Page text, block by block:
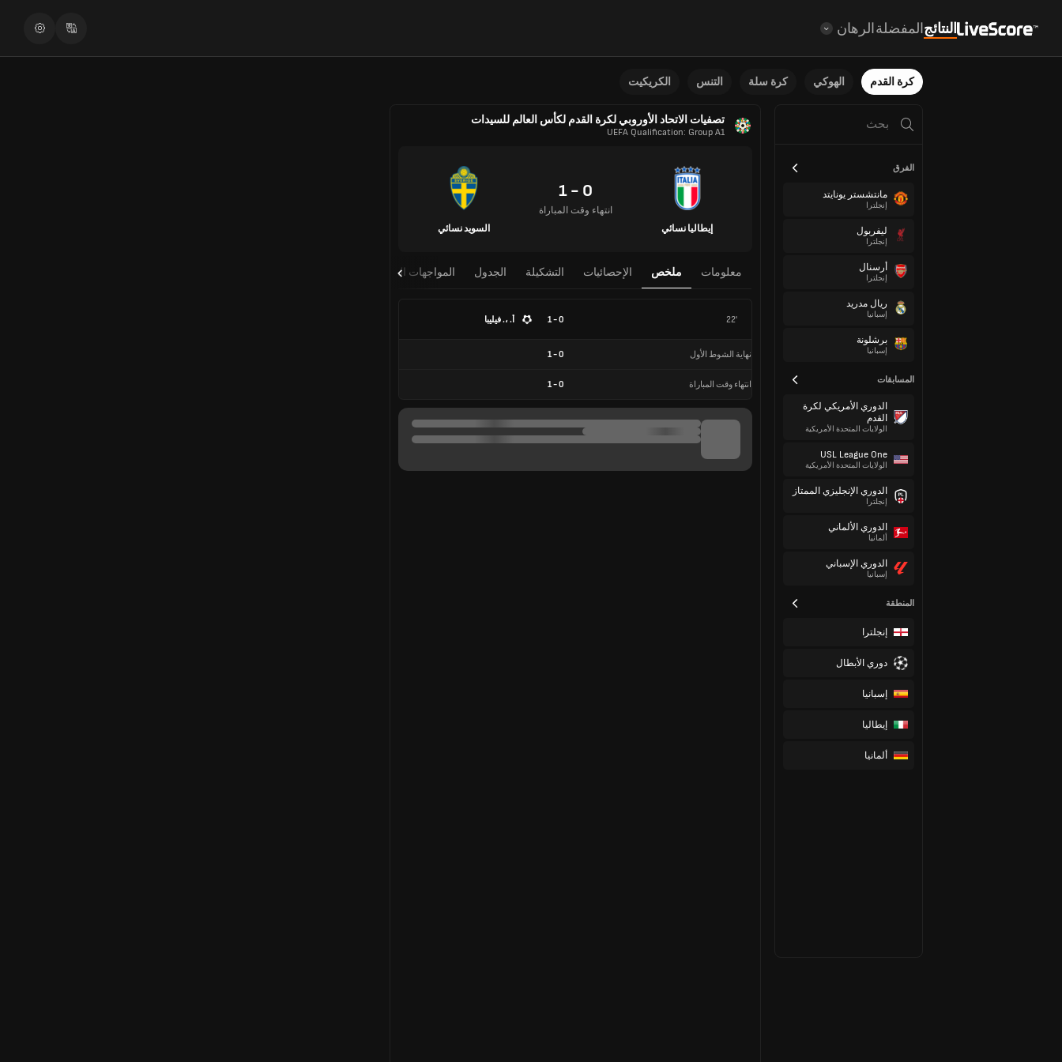
النتائجالمفضلةالرهان
كرة القدم الهوكي كرة سلة التنس الكريكيت
الفرق
مانتشستر يونايتد
إنجلترا
ليفربول
إنجلترا
أرسنال
إنجلترا
ريال مدريد
إسبانيا
برشلونة
إسبانيا
المسابقات
الدوري الأمريكي لكرة
القدم
الولايات المتحدة الأمريكية
USL League One
الولايات المتحدة الأمريكية
الدوري الإنجليزي الممتاز
إنجلترا
الدوري الألماني
ألمانيا
الدوري الإسباني
إسبانيا
المنطقة
إنجلترا
دوري الأبطال
إسبانيا
إيطاليا
ألمانيا
تصفيات الاتحاد الأوروبي لكرة القدم لكأس العالم للسيدات
UEFA Qualification: Group A1
إيطاليا نسائي
0 - 1
انتهاء وقت المباراة
السويد نسائي
معلومات ملخص الإحصائيات التشكيلة الجدول المواجهات المباشرة
22'
0 - 1 أ. ،. فيليبا
نهاية الشوط الأول 0
-
1
انتهاء وقت المباراة 0
-
1